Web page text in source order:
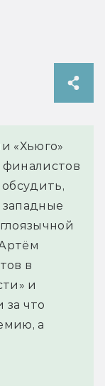
«Хьюго»
в
и
за что
а